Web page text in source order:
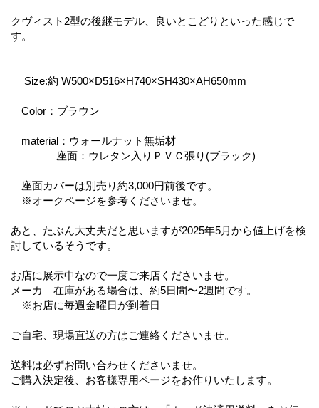
クヴィスト2型の後継モデル、良いとこどりといった感じで
す。
Size:約 W500×D516×H740×SH430×AH650mm
Color：ブラウン
material：ウォールナット無垢材
座面：ウレタン入りＰＶＣ張り(ブラック)
座面カバーは別売り約3,000円前後です。
※オークページを参考くださいませ。
あと、たぶん大丈夫だと思いますが2025年5月から値上げを検
討しているそうです。
お店に展示中なので一度ご来店くださいませ。
メーカ―在庫がある場合は、約5日間〜2週間です。
※お店に毎週金曜日が到着日
ご自宅、現場直送の方はご連絡くださいませ。
送料は必ずお問い合わせくださいませ。
ご購入決定後、お客様専用ページをお作りいたします。